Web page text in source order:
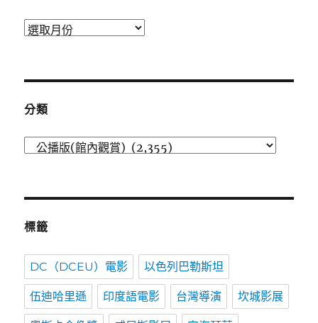
發
分類
標籤
DC（DCEU）電影 以色列巴勒斯坦
伍迪哈里遜 印度語電影 台灣導演 坎城影展